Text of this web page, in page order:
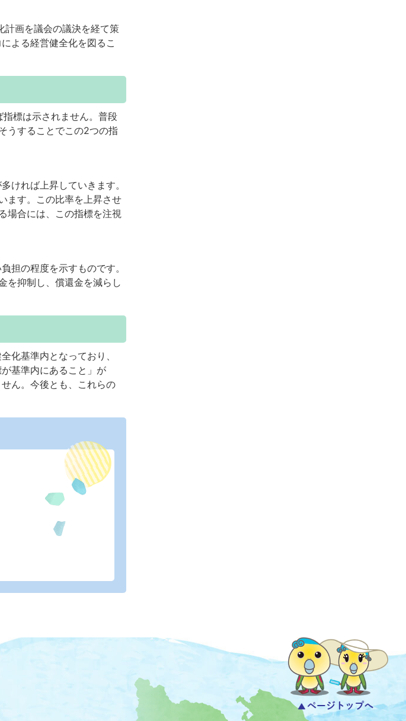
計画を議会の議決を経て策
よる経営健全化を図るこ
標は示されません。普段
うすることでこの2つの指
ければ上昇していきます。
ます。この比率を上昇させ
場合には、この指標を注視
担の程度を示すものです。
を抑制し、償還金を減らし
化基準内となっており、
基準内にあること」が
ん。今後とも、これらの